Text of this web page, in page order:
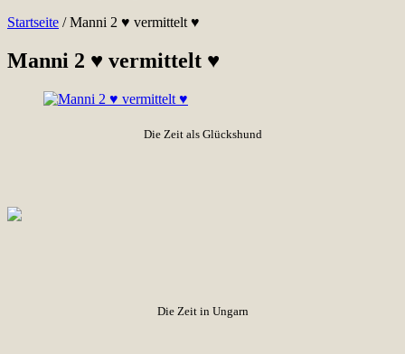
Startseite /Manni 2 ♥ vermittelt ♥
Manni 2 ♥ vermittelt ♥
Die Zeit als Glückshund
Die Zeit in Ungarn